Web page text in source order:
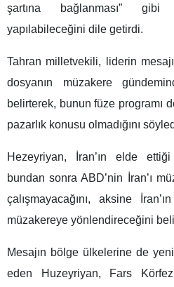
şartına bağlanması” gibi
yapılabileceğini dile getirdi.
Tahran milletvekili, liderin
dosyanın müzakere
belirterek, bunun füze programı
pazarlık konusu olmadığını
Hezeyriyan, İran’ın elde
bundan sonra ABD’nin İran’ı
çalışmayacağını, aksine
müzakereye yönlendireceğini
Mesajın bölge ülkelerine de
eden Huzeyriyan, Fars